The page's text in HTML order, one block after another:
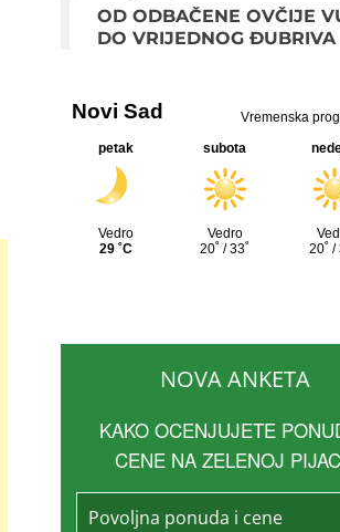
OD ODBAČENE OVČIJE
DO VRIJEDNOG ĐUBRIVA
NOVA ANKETA
KAKO OCENJUJETE
CENE NA ZELENOJ
Povoljna ponuda i cene